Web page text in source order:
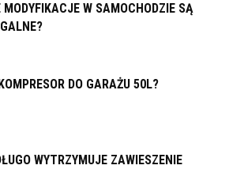
MODYFIKACJE W SAMOCHODZIE SĄ
DO GARAŻU 50L?
WYTRZYMUJE ZAWIESZENIE